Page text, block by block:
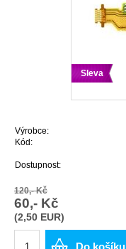
Sleva
Výrobce:
Kód:
Dostupnost:
120,- Kč
60,- Kč
(2,50 EUR)
Do košíku